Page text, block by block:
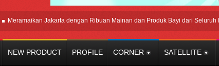
Jakarta dengan Ribuan Mainan dan Produk Bayi dari Seluruh
NEW PRODUCT PROFILE CORNER SATELLITE